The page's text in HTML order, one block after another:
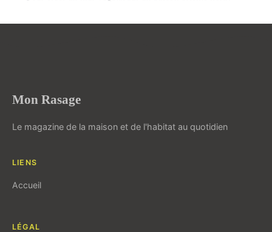
Mon Rasage
Le magazine de la maison et de l'habitat au quotidien
LIENS
Accueil
LÉGAL